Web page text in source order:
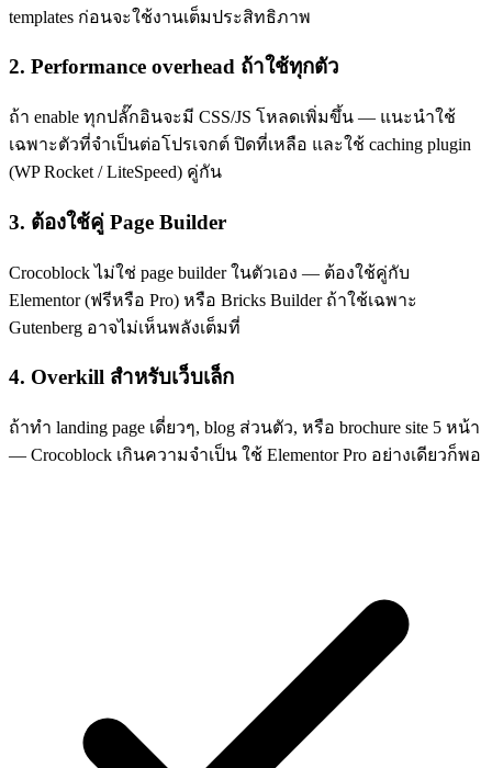
templates ก่อนจะใช้งานเต็มประสิทธิภาพ
2. Performance overhead ถ้าใช้ทุกตัว
ถ้า enable ทุกปลั๊กอินจะมี CSS/JS โหลดเพิ่มขึ้น — แนะนำใช้
เฉพาะตัวที่จำเป็นต่อโปรเจกต์ ปิดที่เหลือ และใช้ caching plugin
(WP Rocket / LiteSpeed) คู่กัน
3. ต้องใช้คู่ Page Builder
Crocoblock ไม่ใช่ page builder ในตัวเอง — ต้องใช้คู่กับ
Elementor (ฟรีหรือ Pro) หรือ Bricks Builder ถ้าใช้เฉพาะ
Gutenberg อาจไม่เห็นพลังเต็มที่
4. Overkill สำหรับเว็บเล็ก
ถ้าทำ landing page เดี่ยวๆ, blog ส่วนตัว, หรือ brochure site 5 หน้า
— Crocoblock เกินความจำเป็น ใช้ Elementor Pro อย่างเดียวก็พอ